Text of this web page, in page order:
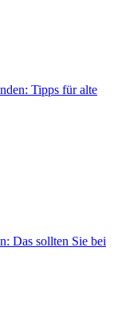
Tipps für alte
Das sollten Sie bei